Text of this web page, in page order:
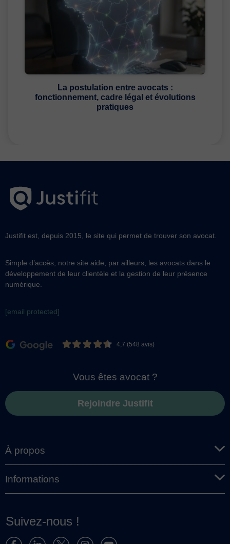
La postulation entre avocats :
fonctionnement, cadre légal et évolutions
pratiques
Justifit est, depuis 2015, le site qui permet de trouver son avocat.
Simple d’accès, notre site aide, par ailleurs, les avocats dans le
développement de leur clientèle et la gestion de leur présence
numérique.
[email protected]
4,7 (548 avis)
Vous êtes avocat ?
Rejoindre Justifit
À propos
Informations
Suivez-nous !